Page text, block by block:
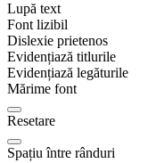
Lupă text
Font lizibil
Dislexie prietenos
Evidențiază titlurile
Evidențiază legăturile
Mărime font
Resetare
Spațiu între rânduri